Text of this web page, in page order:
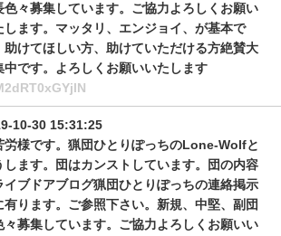
色々募集しています。ご協力よろしくお願い
します。マッタリ、エンジョイ、が基本で
助けてほしい方、助けていただける方絶賛大
中です。よろしくお願いいたします
10-30 15:31:25
労様です。猟団ひとりぽっちのLone-Wolfと
します。団はカンストしています。団の内容
イブドアブログ猟団ひとりぽっちの連絡掲示
有ります。ご参照下さい。新規、中堅、副団
々募集しています。ご協力よろしくお願いい